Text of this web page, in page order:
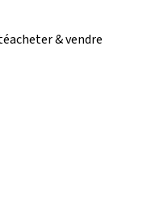
acheter & vendre